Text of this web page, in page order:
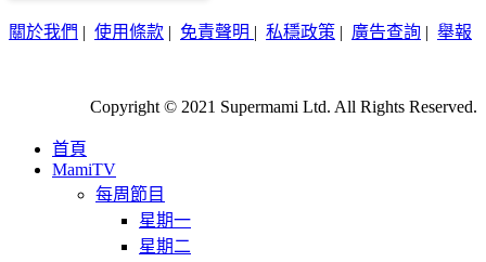
關於我們 | 使用條款 | 免責聲明 | 私穩政策 | 廣告查詢 | 舉報
Copyright © 2021 Supermami Ltd. All Rights Reserved.
首頁
MamiTV
每周節目
星期一
星期二